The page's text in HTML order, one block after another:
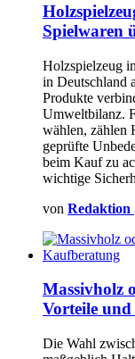
Spielwaren
Holzspielzeug
in Deutschland
Produkte
Umweltbilanz.
wählen, zählen
geprüfte
beim Kauf zu
wichtige
von Redaktion
Massivholz
Vorteile
Die Wahl